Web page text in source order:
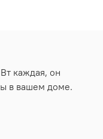
каждая, он
в вашем доме.